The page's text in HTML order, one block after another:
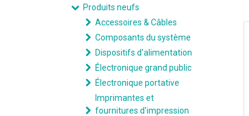
Produits neufs
Accessoires & Câbles
Composants du système
Dispositifs d'alimentation
Électronique grand public
Électronique portative
Imprimantes et
fournitures d'impression